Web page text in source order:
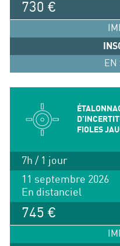
730 €
EN
FIOLES
7h / 1 jour
11 septembre 2026
En distanciel
745 €